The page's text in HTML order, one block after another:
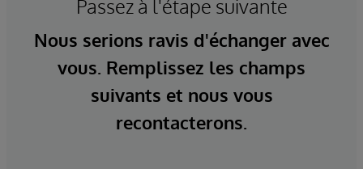
Passez à l'étape suivante
Nous serions ravis d'échanger avec
vous. Remplissez les champs
suivants et nous vous
recontacterons.